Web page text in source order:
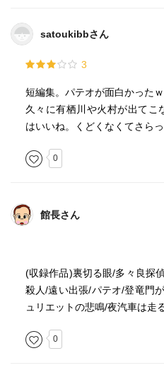
satoukibbさん
3
短編集。パテオが面白かった
久々に有栖川や火村が出てこ
はいいね。くどくなくてさらっ
0
館長さん
(収録作品)裏切る眼/多々良探
殺人/遠い出張/パテオ/登竜門
ュリエットの悲鳴/夜汽車は走
0